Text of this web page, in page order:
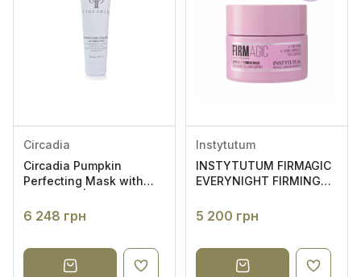
Circadia
Circadia Pumpkin
Perfecting Mask with
гарбузом та
бакучіолом
6 248 грн
Instytutum
INSTYTUTUM FIRMAGIC
EVERYNIGHT FIRMING
5 200 грн